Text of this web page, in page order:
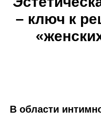
– ключ к
В области